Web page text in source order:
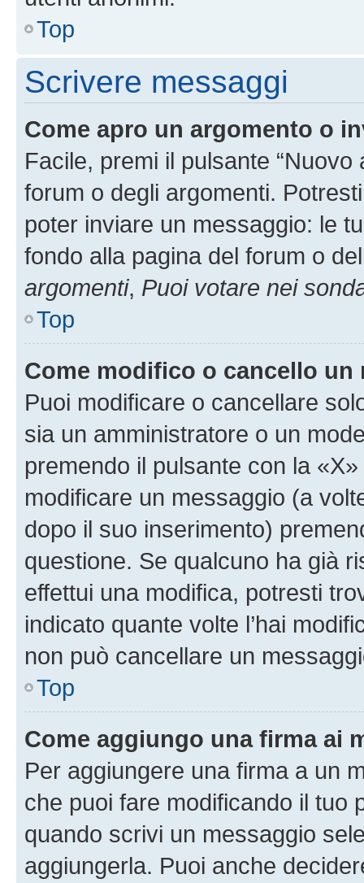
Top
Scrivere messaggi
Come apro un argomento o
Facile, premi il pulsante
forum o degli argomenti.
poter inviare un messaggio: le
fondo alla pagina del forum o
argomenti, Puoi votare nei
Top
Come modifico o cancello un
Puoi modificare o cancellare
sia un amministratore o un
premendo il pulsante con la
modificare un messaggio (a
dopo il suo inserimento)
questione. Se qualcuno ha già
effettui una modifica, potresti
indicato quante volte l’hai
non può cancellare un
Top
Come aggiungo una firma ai
Per aggiungere una firma a un
che puoi fare modificando il tuo
quando scrivi un messaggio
aggiungerla. Puoi anche